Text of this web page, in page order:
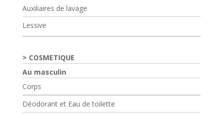
Auxiliaires de lavage
Lessive
COSMETIQUE
Au masculin
Corps
Déodorant et Eau de toilette